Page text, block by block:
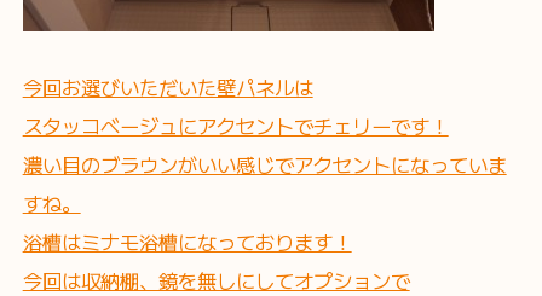
今回お選びいただいた壁パネルは
スタッコベージュにアクセントでチェリーです！
濃い目のブラウンがいい感じでアクセントになっていま
すね。
浴槽はミナモ浴槽になっております！
今回は収納棚、鏡を無しにしてオプションで